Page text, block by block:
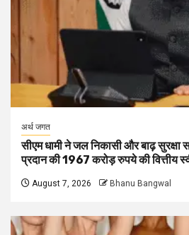
अर्थ जगत
सीएम धामी ने जल निकासी और बाढ़ सुरक्षा
प्रदान की 1967 करोड़ रुपये की वित्तीय
August 7, 2026 Bhanu Bangwal